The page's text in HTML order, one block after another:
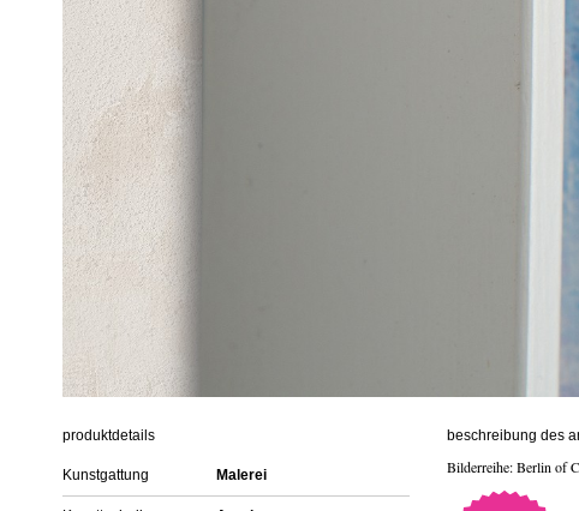
produktdetails
Kunstgattung Malerei
beschreibung des
Bilderreihe: Berlin of